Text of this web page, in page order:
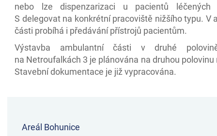
nebo lze dispenzarizaci u pacientů léčených
S delegovat na konkrétní pracoviště nižšího typu. V
části probíhá i předávání přístrojů pacientům.
Výstavba ambulantní části v druhé
na Netroufalkách 3 je plánována na druhou polovinu
Stavební dokumentace je již vypracována.
Areál Bohunice